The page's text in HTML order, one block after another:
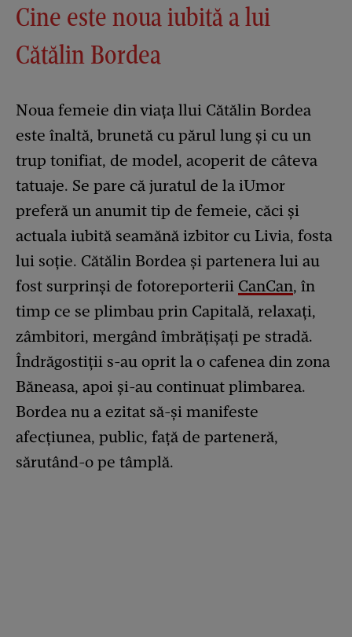
Cine este noua iubită a lui
Cătălin Bordea
Noua femeie din viața llui Cătălin Bordea
este înaltă, brunetă cu părul lung și cu un
trup tonifiat, de model, acoperit de câteva
tatuaje. Se pare că juratul de la iUmor
preferă un anumit tip de femeie, căci și
actuala iubită seamănă izbitor cu Livia, fosta
lui soție. Cătălin Bordea și partenera lui au
fost surprinși de fotoreporterii CanCan, în
timp ce se plimbau prin Capitală, relaxați,
zâmbitori, mergând îmbrățișați pe stradă.
Îndrăgostiții s-au oprit la o cafenea din zona
Băneasa, apoi și-au continuat plimbarea.
Bordea nu a ezitat să-și manifeste
afecțiunea, public, față de parteneră,
sărutând-o pe tâmplă.